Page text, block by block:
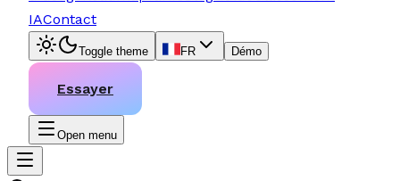
IAContact
Toggle theme FR Démo
Essayer
Open menu